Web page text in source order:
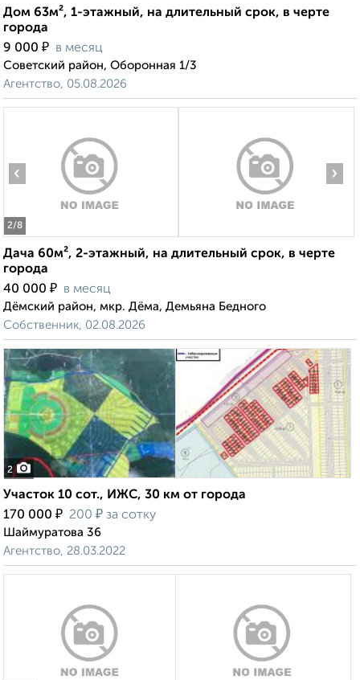
Дом 63м², 1-этажный, на длительный срок, в черте
города
9 000 ₽ в месяц
Советский район, Оборонная 1/3
Агентство, 05.08.2026
2/8
‹ ›
Дача 60м², 2-этажный, на длительный срок, в черте
города
40 000 ₽ в месяц
Дёмский район, мкр. Дёма, Демьяна Бедного
Собственник, 02.08.2026
2
Участок 10 сот., ИЖС, 30 км от города
170 000 ₽ 200 ₽ за сотку
Шаймуратова 36
Агентство, 28.03.2022